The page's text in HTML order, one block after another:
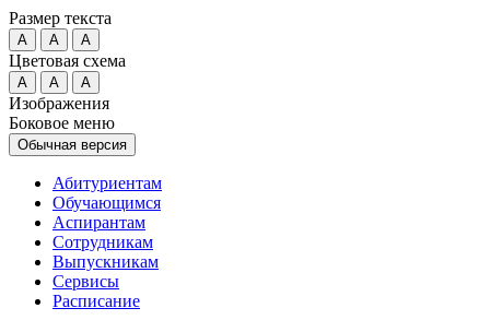
Размер текста
A A A
Цветовая схема
A A A
Изображения
Боковое меню
Обычная версия
Абитуриентам
Обучающимся
Аспирантам
Сотрудникам
Выпускникам
Сервисы
Расписание